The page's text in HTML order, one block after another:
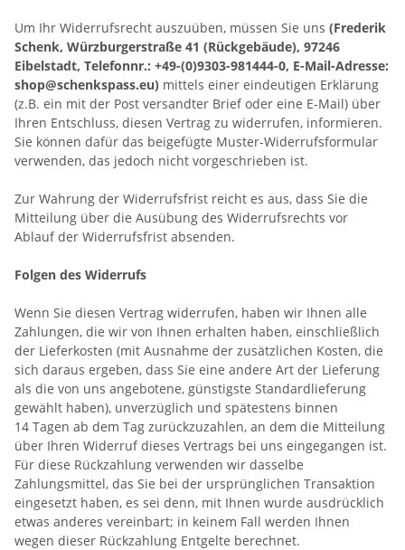
Um Ihr Widerrufsrecht auszuüben, müssen Sie uns (Frederik
Schenk, Würzburgerstraße 41 (Rückgebäude), 97246
Eibelstadt, Telefonnr.: +49-(0)9303-981444-0, E-Mail-Adresse:
shop@schenkspass.eu) mittels einer eindeutigen Erklärung
(z.B. ein mit der Post versandter Brief oder eine E-Mail) über
Ihren Entschluss, diesen Vertrag zu widerrufen, informieren.
Sie können dafür das beigefügte Muster-Widerrufsformular
verwenden, das jedoch nicht vorgeschrieben ist.
Zur Wahrung der Widerrufsfrist reicht es aus, dass Sie die
Mitteilung über die Ausübung des Widerrufsrechts vor
Ablauf der Widerrufsfrist absenden.
Folgen des Widerrufs
Wenn Sie diesen Vertrag widerrufen, haben wir Ihnen alle
Zahlungen, die wir von Ihnen erhalten haben, einschließlich
der Lieferkosten (mit Ausnahme der zusätzlichen Kosten, die
sich daraus ergeben, dass Sie eine andere Art der Lieferung
als die von uns angebotene, günstigste Standardlieferung
gewählt haben), unverzüglich und spätestens binnen
14 Tagen ab dem Tag zurückzuzahlen, an dem die Mitteilung
über Ihren Widerruf dieses Vertrags bei uns eingegangen ist.
Für diese Rückzahlung verwenden wir dasselbe
Zahlungsmittel, das Sie bei der ursprünglichen Transaktion
eingesetzt haben, es sei denn, mit Ihnen wurde ausdrücklich
etwas anderes vereinbart; in keinem Fall werden Ihnen
wegen dieser Rückzahlung Entgelte berechnet.